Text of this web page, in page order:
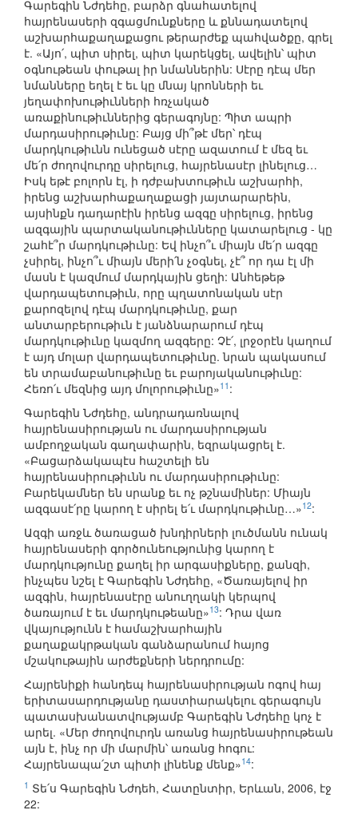
Գարեգին Նժդեհը, բարձր գնահատելով
հայրենասերի զգացմունքները և քննադատելով
աշխարհաքաղաքացու թերարժեք պահվածքը, գրել
է. «Այո՛, պիտ սիրել, պիտ կարեկցել, ավելին՝ պիտ
օգնութեան փութալ իր նմաններին: Սէրը դէպ մեր
նմանները եղել է եւ կը մնայ կրոնների եւ
յեղափոխութիւնների հռչակած
առաքինութիւններից գերագոյնը: Պիտ ապրի
մարդասիրութիւնը: Բայց մի՞թէ մեր՝ դէպ
մարդկութիւնն ունեցած սէրը ազատում է մեզ եւ
մե՛ր ժողովուրդը սիրելուց, հայրենասէր լինելուց…
Իսկ եթէ բոլորն էլ, ի դժբախտութիւն աշխարհի,
իրենց աշխարհաքաղաքացի յայտարարեին,
այսինքն դադարէին իրենց ազգը սիրելուց, իրենց
ազգային պարտականութիւնները կատարելուց - կը
շահէ՞ր մարդկութիւնը: Եվ ինչո՞ւ միայն մե՛ր ազգը
չսիրել, ինչո՞ւ միայն մերի՛ն չօգնել, չէ՞ որ դա էլ մի
մասն է կազմում մարդկային ցեղի: Անհեթեթ
վարդապետութիւն, որը պղատոնական սէր
քարոզելով դէպ մարդկութիւնը, քար
անտարբերութիւն է յանձնարարում դէպ
մարդկութիւնը կազմող ազգերը: Չէ՛, լրջօրէն կաղում
է այդ մոլար վարդապետութիւնը. նրան պակասում
են տրամաբանութիւնը եւ բարոյականութիւնը:
Հեռո՛ւ մեզնից այդ մոլորութիւնը»11 :
Գարեգին Նժդեհը, անդրադառնալով
հայրենասիրության ու մարդասիրության
ամբողջական գաղափարին, եզրակացրել է.
«Բացարձակապէս հաշտելի են
հայրենասիրութիւնն ու մարդասիրութիւնը:
Բարեկամներ են սրանք եւ ոչ թշնամիներ: Միայն
ազգասէ՛րը կարող է սիրել ե՛ւ մարդկութիւնը…»12:
Ազգի առջև ծառացած խնդիրների լուծմանն ունակ
հայրենասերի գործունեությունից կարող է
մարդկությունը քաղել իր արգասիքները, քանզի,
ինչպես նշել է Գարեգին Նժդեհը, «Ծառայելով իր
ազգին, հայրենասէրը անուղղակի կերպով
ծառայում է եւ մարդկութեանը»13: Դրա վառ
վկայությունն է համաշխարհային
քաղաքակրթական գանձարանում հայոց
մշակութային արժեքների ներդրումը:
Հայրենիքի հանդեպ հայրենասիրության ոգով հայ
երիտասարդությանը դաստիարակելու գերագույն
պատասխանատվությամբ Գարեգին Նժդեհը կոչ է
արել. «Մեր ժողովուրդն առանց հայրենասիրութեան
այն է, ինչ որ մի մարմին՝ առանց հոգու:
Հայրենապա՛շտ պիտի լինենք մենք»14:
1 Տե՛ս Գարեգին Նժդեհ, Հատընտիր, Երևան, 2006, էջ
22: